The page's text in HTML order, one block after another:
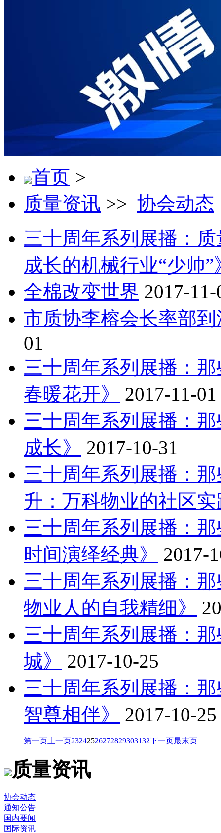
首页 >
质量资讯 >> 协会动态
三十周年系列展播：
成长的机械行业“少帅”
全棉改变世界 2017-11-
市质协李榕会长率部
01
三十周年系列展播：
春暖花开》
2017-11-01
三十周年系列展播：
成长》
2017-10-31
三十周年系列展播：
升：万科物业的社区实
三十周年系列展播：
时间演绎经典》
2017-
三十周年系列展播：
物业人的自我精细》
三十周年系列展播：
城》
2017-10-25
三十周年系列展播：
智尊相伴》
2017-10-25
第一页 上一页23242526272829303132下一页最末页
质量资讯
协会动态
通知公告
国内要闻
国际资讯